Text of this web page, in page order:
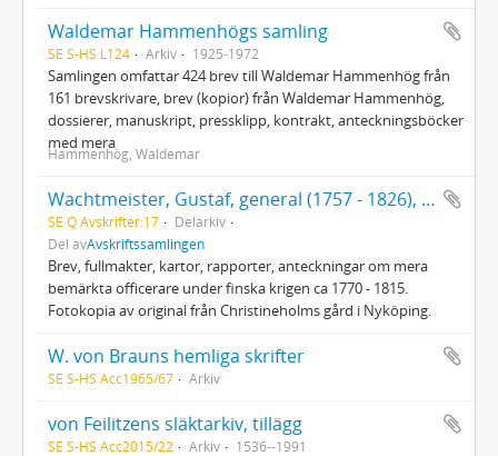
Waldemar Hammenhögs samling
SE S-HS L124 Arkiv 1925-1972
Samlingen omfattar 424 brev till Waldemar Hammenhög från
161 brevskrivare, brev (kopior) från Waldemar Hammenhög,
dossierer, manuskript, pressklipp, kontrakt, anteckningsböcker
med mera
Hammenhög, Waldemar
Wachtmeister, Gustaf, general (1757 - 1826), anförare för landstigningstrupperna vid expeditionen till Västerbotten
SE Q Avskrifter:17
Delarkiv
Del avAvskriftssamlingen
Brev, fullmakter, kartor, rapporter, anteckningar om mera
bemärkta officerare under finska krigen ca 1770 - 1815.
Fotokopia av original från Christineholms gård i Nyköping.
W. von Brauns hemliga skrifter
SE S-HS Acc1965/67 Arkiv
von Feilitzens släktarkiv, tillägg
SE S-HS Acc2015/22 Arkiv 1536--1991